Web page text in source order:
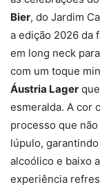
Bier, do Jardim
a edição 2026 da
em long neck
com um toque
Áustria Lager
esmeralda. A cor
processo que
lúpulo,
alcoólico e baixo
experiência